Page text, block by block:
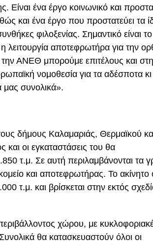
Είναι ένα έργο κοινωνικό και
και ένα έργο που προστατεύει τα
φιλοξενίας. Σημαντικό είναι το
η λειτουργία αποτεφρωτήρα για την
ΑΝΕΘ μπορούμε επιτέλους και στη
νομοθεσία για τα αδέσποτα
μας συνολικά».
δήμους Καλαμαριάς, Θερμαϊκού
οι εγκαταστάσεις του θα
τ.μ. Σε αυτή περιλαμβάνονται τα
και αποτεφρωτήρας. Το ακίνητο
τ.μ. και βρίσκεται στην εκτός
χώρου, με
θα κατασκευαστούν όλοι οι